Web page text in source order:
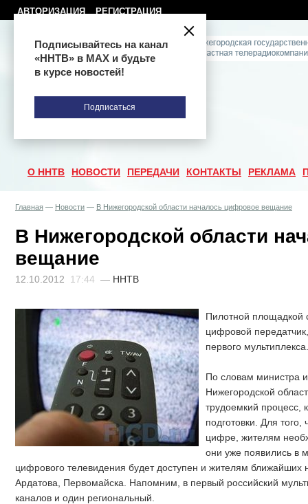
АВТОРИЗАЦИЯ РЕГИСТРАЦИЯ
О ННТВ НОВОСТИ ПЕРЕДАЧИ КОНТАКТЫ РЕКЛАМА
Главная — Новости — В Нижегородской области началось цифровое вещание
В Нижегородской области
вещание
12.10.2012 17:44 — ННТВ
Пилотной площадкой
цифровой
первого мультиплекса.
По словам министра
Нижегородской
трудоемкий процесс,
подготовки. Для
цифре, жителям
они уже появились в
цифрового телевидения будет доступен и жителям
Ардатова, Первомайска. Напомним, в первый российский
каналов и один региональный.
Подписывайтесь на канал
«ННТВ» в МАХ и будьте
в курсе новостей!
Подписаться